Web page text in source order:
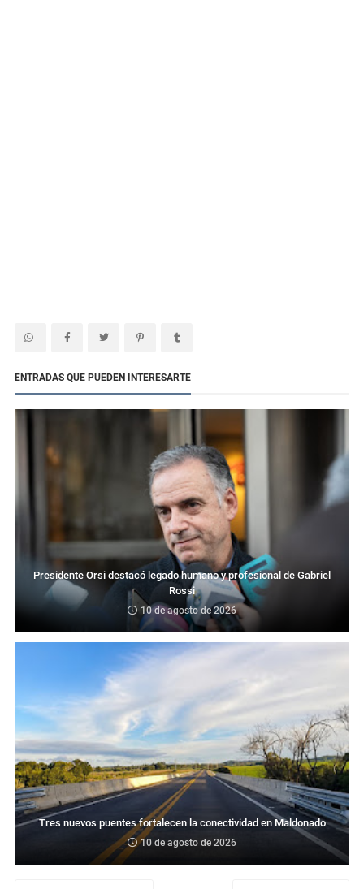
ENTRADAS QUE PUEDEN INTERESARTE
Presidente Orsi destacó legado humano y profesional de Gabriel
Rossi
10 de agosto de 2026
Tres nuevos puentes fortalecen la conectividad en Maldonado
10 de agosto de 2026